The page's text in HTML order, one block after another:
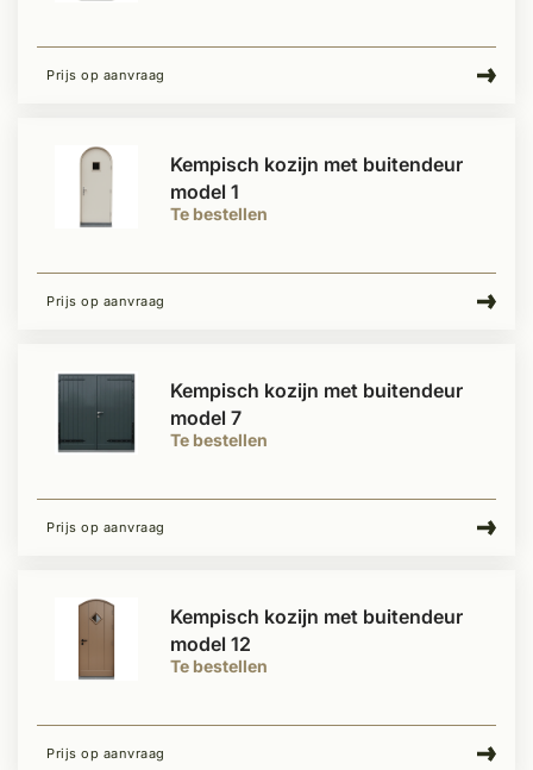
Prijs op aanvraag
Te bestellen
Kempisch kozijn met buitendeur
model 1
Prijs op aanvraag
Te bestellen
Kempisch kozijn met buitendeur
model 7
Prijs op aanvraag
Te bestellen
Kempisch kozijn met buitendeur
model 12
Prijs op aanvraag